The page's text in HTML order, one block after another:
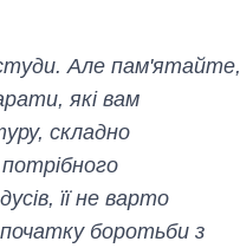
Але пам'ятайте,
які вам
складно
її не варто
початку боротьби з